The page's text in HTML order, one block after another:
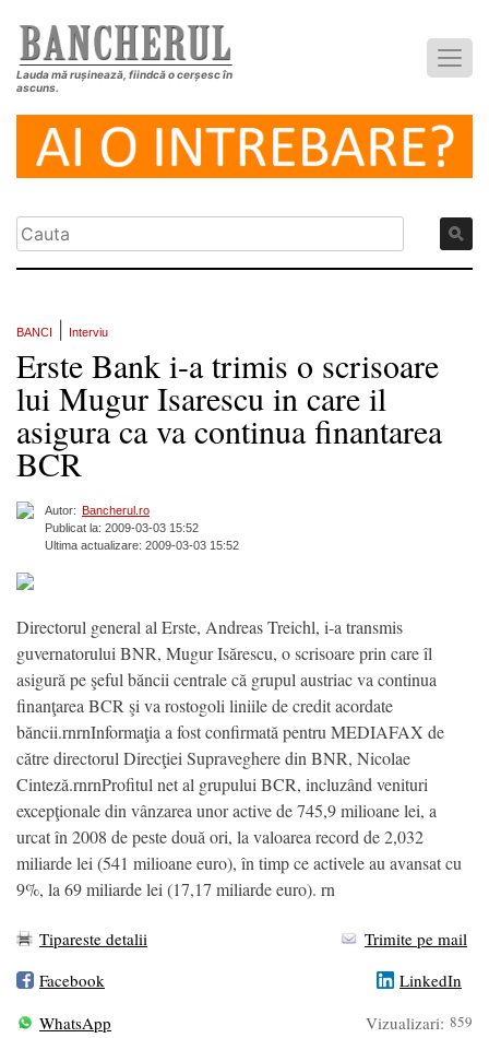
Lauda mă rușinează, fiindcă o cerșesc în
ascuns.
BANCI Interviu
Erste Bank i-a trimis o scrisoare
lui Mugur Isarescu in care il
asigura ca va continua finantarea
BCR
Autor: Bancherul.ro
Publicat la: 2009-03-03 15:52
Ultima actualizare: 2009-03-03 15:52
Directorul general al Erste, Andreas Treichl, i-a transmis
guvernatorului BNR, Mugur Isărescu, o scrisoare prin care îl
asigură pe şeful băncii centrale că grupul austriac va continua
finanţarea BCR şi va rostogoli liniile de credit acordate
băncii.rnrnInformaţia a fost confirmată pentru MEDIAFAX de
către directorul Direcţiei Supraveghere din BNR, Nicolae
Cinteză.rnrnProfitul net al grupului BCR, incluzând venituri
excepţionale din vânzarea unor active de 745,9 milioane lei, a
urcat în 2008 de peste două ori, la valoarea record de 2,032
miliarde lei (541 milioane euro), în timp ce activele au avansat cu
9%, la 69 miliarde lei (17,17 miliarde euro). rn
Tipareste detalii
Trimite pe mail
Facebook
LinkedIn
WhatsApp
Vizualizari: 859